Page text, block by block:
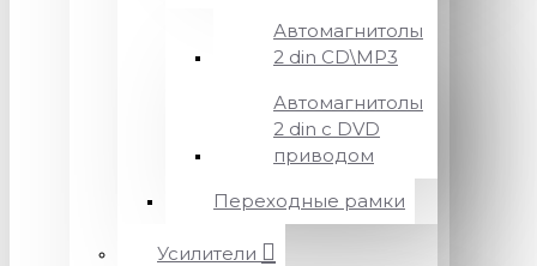
Автомагнитолы
2 din CD\MP3
Автомагнитолы
2 din с DVD
приводом
Переходные рамки
Усилители